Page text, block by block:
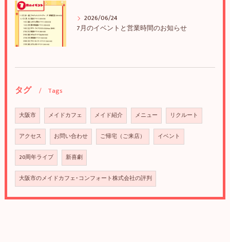
2026/06/24
7月のイベントと営業時間のお知らせ
タグ Tags
大阪市 メイドカフェ メイド紹介 メニュー リクルート
アクセス お問い合わせ ご帰宅（ご来店） イベント
20周年ライブ 新喜劇
大阪市のメイドカフェ･コンフォート株式会社の評判